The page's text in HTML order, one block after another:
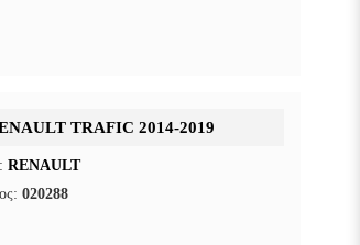
TRAFIC 2014-2019
RENAULT
020288